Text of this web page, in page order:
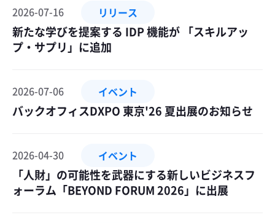
2026-07-16 リリース
新たな学びを提案する IDP 機能が 「スキルアッ
プ・サプリ」に追加
2026-07-06 イベント
バックオフィスDXPO 東京'26 夏出展のお知らせ
2026-04-30 イベント
「人財」の可能性を武器にする新しいビジネスフ
ォーラム「BEYOND FORUM 2026」に出展